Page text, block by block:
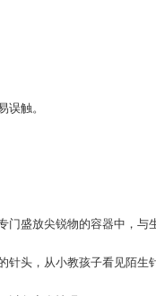
误触。
门盛放尖锐物的容器中，
针头，从小教孩子看见陌生